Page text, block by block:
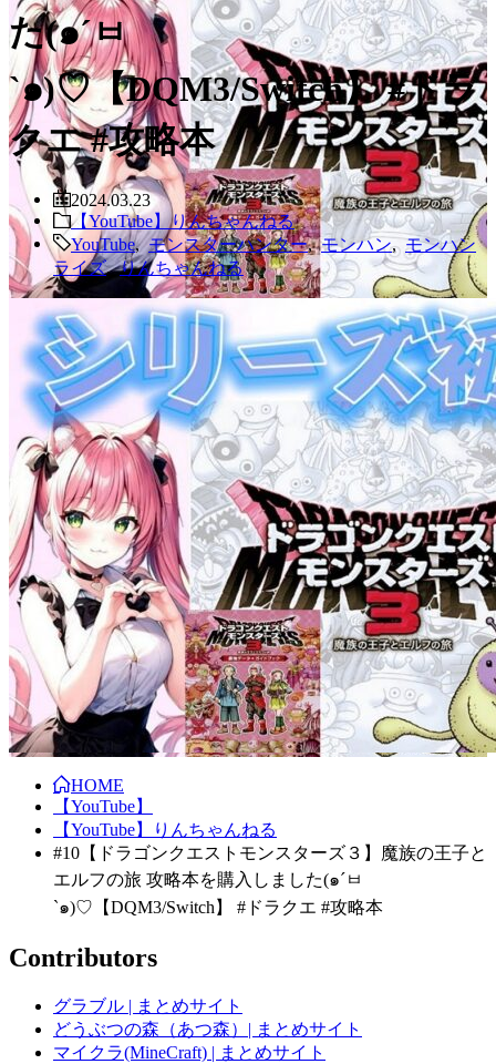
た(๑´ㅂ
`๑)♡【DQM3/Switch】 #ドラ
クエ #攻略本
2024.03.23
【YouTube】りんちゃんねる
YouTube,モンスターハンター,モンハン,モンハン
ライズ,りんちゃんねる
HOME
【YouTube】
【YouTube】りんちゃんねる
#10【ドラゴンクエストモンスターズ３】魔族の王子と
エルフの旅 攻略本を購入しました(๑´ㅂ
`๑)♡【DQM3/Switch】 #ドラクエ #攻略本
Contributors
グラブル | まとめサイト
どうぶつの森（あつ森）| まとめサイト
マイクラ(MineCraft) | まとめサイト